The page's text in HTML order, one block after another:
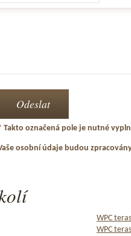
Takto označená pole je nutné
osobní údaje budou
WPC
WPC